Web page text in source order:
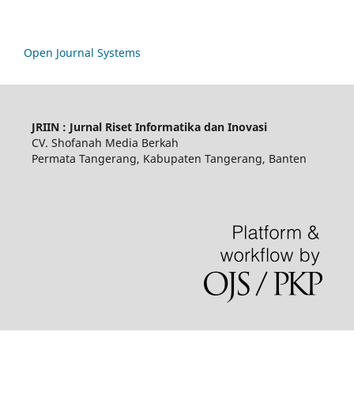
Open Journal Systems
JRIIN : Jurnal Riset Informatika dan Inovasi
CV. Shofanah Media Berkah
Permata Tangerang, Kabupaten Tangerang, Banten